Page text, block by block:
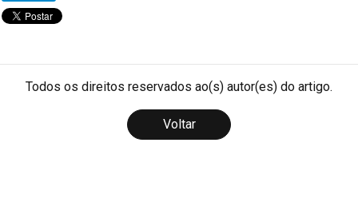
Todos os direitos reservados ao(s) autor(es) do artigo.
Voltar